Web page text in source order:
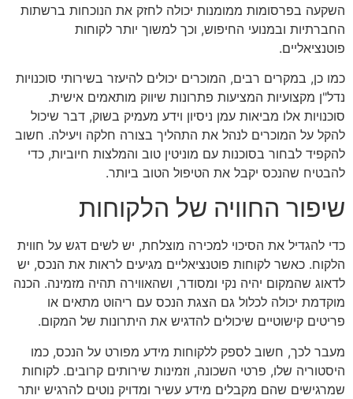
השקעה בפרסומות ממומנות יכולה לחזק את הנוכחות ברשתות
החברתיות ובמנועי החיפוש, וכך למשוך יותר לקוחות
פוטנציאליים.
כמו כן, במקרים רבים, המוכרים יכולים להיעזר בשירותי סוכנויות
נדל"ן מקצועיות המציעות פתרונות שיווק מותאמים אישית.
סוכנויות אלו מביאות עמן ניסיון וידע מעמיק בשוק, דבר שיכול
להקל על המוכרים לנהל את התהליך בצורה חלקה ויעילה. חשוב
להקפיד לבחור בסוכנות עם מוניטין טוב והמלצות חיוביות, כדי
להבטיח שהנכס יקבל את הטיפול הטוב ביותר.
שיפור החוויה של הלקוחות
כדי להגדיל את הסיכוי למכירה מוצלחת, יש לשים דגש על חווית
הלקוח. כאשר לקוחות פוטנציאליים מגיעים לראות את הנכס, יש
לדאוג שהמקום יהיה נקי ומסודר, ושהאווירה תהיה מזמינה. הכנה
מוקדמת יכולה לכלול גם הצגת הנכס עם ריהוט מתאים או
פריטים קישוטיים שיכולים להדגיש את היתרונות של המקום.
מעבר לכך, חשוב לספק ללקוחות מידע מפורט על הנכס, כמו
היסטוריה שלו, פרטי השכונה, וזמינות שירותים קרובים. לקוחות
שמרגישים שהם מקבלים מידע עשיר ומדויק נוטים להרגיש יותר